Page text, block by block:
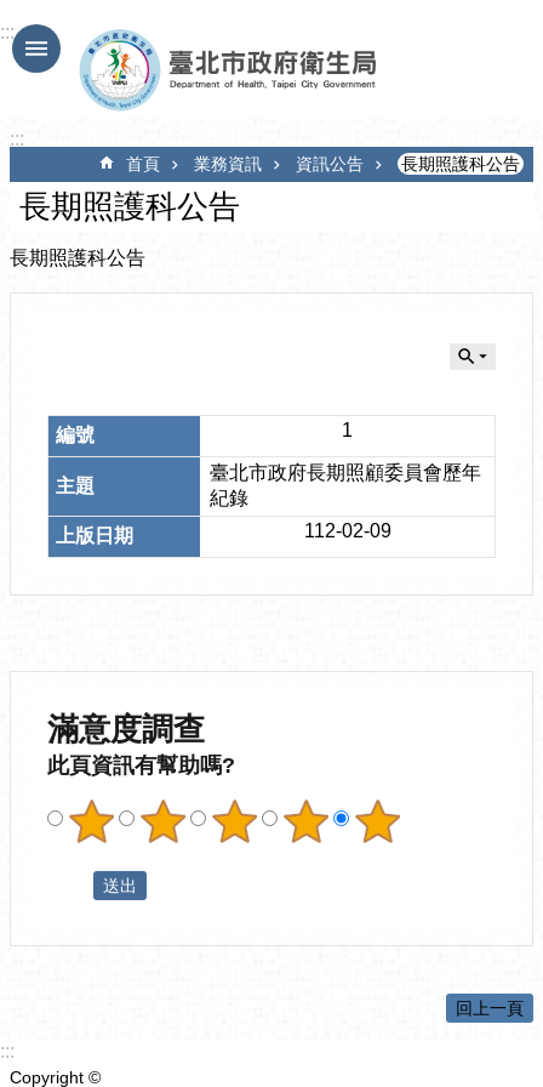
跳到主要內容區塊
:::
:::
首頁 業務資訊 資訊公告 長期照護科公告
長期照護科公告
長期照護科公告
1
臺北市政府長期照顧委員會歷年
紀錄
112-02-09
滿意度調查
此頁資訊有幫助嗎?
回上一頁
:::
Copyright ©